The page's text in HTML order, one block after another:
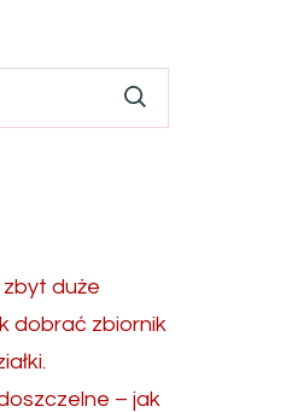
zbyt duże
dobrać zbiornik
– jak